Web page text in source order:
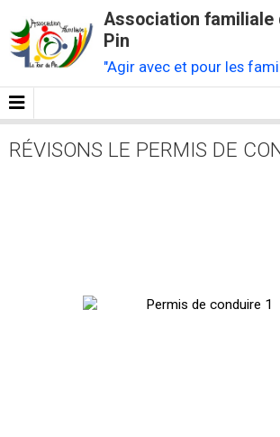
Association familiale
Pin
"Agir avec et pour les
RÉVISONS LE PERMIS DE